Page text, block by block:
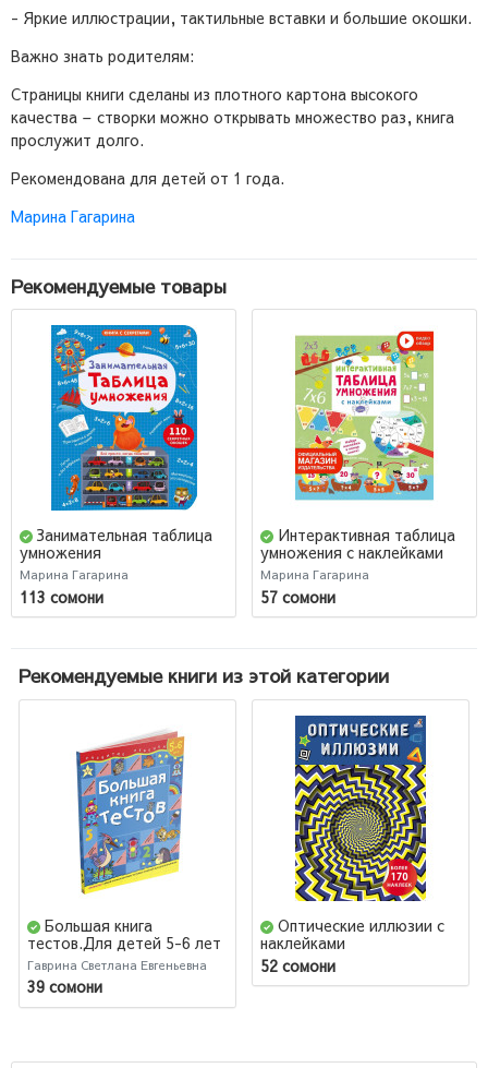
- Яркие иллюстрации, тактильные вставки и большие окошки.
Важно знать родителям:
Страницы книги сделаны из плотного картона высокого
качества – створки можно открывать множество раз, книга
прослужит долго.
Рекомендована для детей от 1 года.
Марина Гагарина
Рекомендуемые товары
Занимательная таблица
умножения
Марина Гагарина
113 сомони
Интерактивная таблица
умножения с наклейками
Марина Гагарина
57 сомони
Рекомендуемые книги из этой категории
Большая книга
тестов.Для детей 5-6 лет
Гаврина Светлана Евгеньевна
39 сомони
Оптические иллюзии с
наклейками
52 сомони